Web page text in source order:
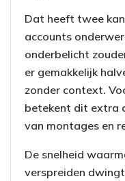
Dat heeft twee
accounts
onderbelicht
er gemakkelijk
zonder context.
betekent dit extra
van montages en
De snelheid
verspreiden